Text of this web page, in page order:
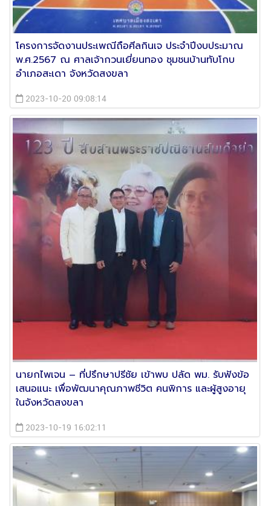
โครงการจัดงานประเพณีถือศีลกินเจ ประจำปีงบประมาณ
พ.ศ.2567 ณ ศาลเจ้ากวนเยี่ยนทอง ชุมชนบ้านทับโกบ
อำเภอสะเดา จังหวัดสงขลา
2023-10-20 09:08:14
นายกไพเจน – ที่ปรึกษาปรีชัย เข้าพบ ปลัด พม. รับฟังข้อ
เสนอแนะ เพื่อพัฒนาคุณภาพชีวิต คนพิการ และผู้สูงอายุ
ในจังหวัดสงขลา
2023-10-19 16:02:11